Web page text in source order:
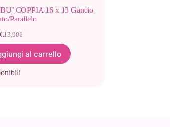
COPPIA 16 x 13 Gancio
Parallelo
13,90€
Il
originale
era:
13,90€.
€Il
attuale
è:
11,12€.
al carrello